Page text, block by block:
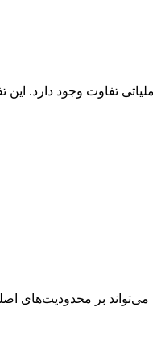
تفاوت وجود دارد. این
می‌تواند بر محدودیت‌های